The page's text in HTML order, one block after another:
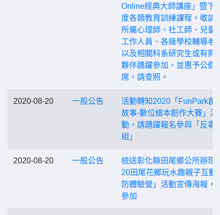
Online經典大師講座」暨下
度各類教育訓練課程。敬請
所屬心理師、社工師、兒童
工作人員、各級學校輔導老
以及相關科系研究生或有興
夥伴踴躍參加，並惠予公假
席，請查照。
2020-08-20 一般公告
活動轉知2020「FunPark創
故事-數位繪本創作大賽」活
動，請踴躍報名參與「反毒
組」
2020-08-20 一般公告
檢送彰化縣田尾鄉公所辦理
20田尾花鄉玩水趣親子互動
防體驗營」活動宣傳海報，
參加